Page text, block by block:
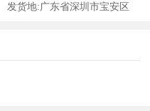
发货地:广东省深圳市宝安区